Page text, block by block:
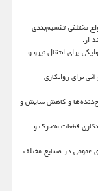
مختلفی تقسیم‌بندی
از:
برای انتقال نیرو و
برای روانکاری
و کاهش سایش و
قطعات متحرک و
عمومی در صنایع مختلف